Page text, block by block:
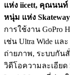
แห่ง iicett, คุณนนท์
หนุ่ม แห่ง
การใช้งาน GoPro
เช่น Ultra Wide แล
ถ่ายภาพ, ระบบกันสั่
วิดีโอความละเอียด